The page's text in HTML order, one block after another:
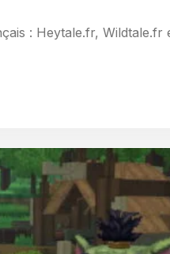
: Heytale.fr, Wildtale.fr